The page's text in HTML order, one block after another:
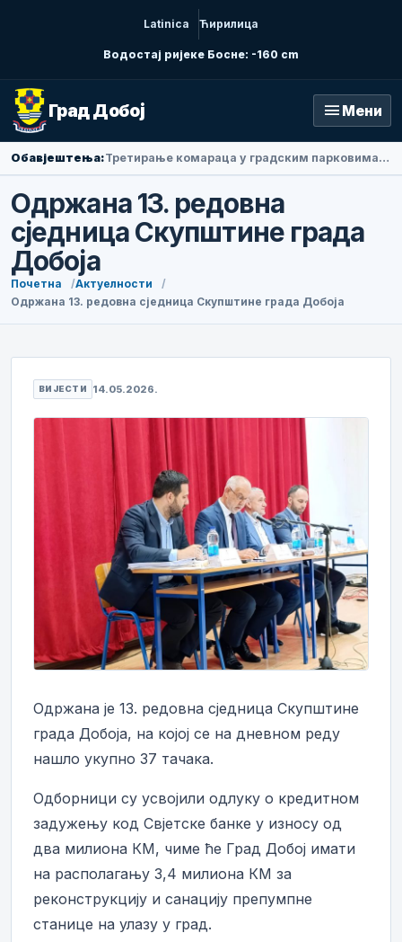
Latinica Ћирилица
Водостај ријеке Босне: -160 cm
Град Добој menu Мени
Обавјештења: Амбасадорка Народне Републике Кине у БиХ Ли Фан посјетила Добој
Одржана 13. редовна
сједница Скупштине града
Добоја
Почетна
Актуелности
Одржана 13. редовна сједница Скупштине града Добоја
ВИЈЕСТИ 14.05.2026.
Одржана је 13. редовна сједница Скупштине
града Добоја, на којој се на дневном реду
нашло укупно 37 тачака.
Одборници су усвојили одлуку о кредитном
задужењу код Свјетске банке у износу од
два милиона КМ, чиме ће Град Добој имати
на располагању 3,4 милиона КМ за
реконструкцију и санацију препумпне
станице на улазу у град.